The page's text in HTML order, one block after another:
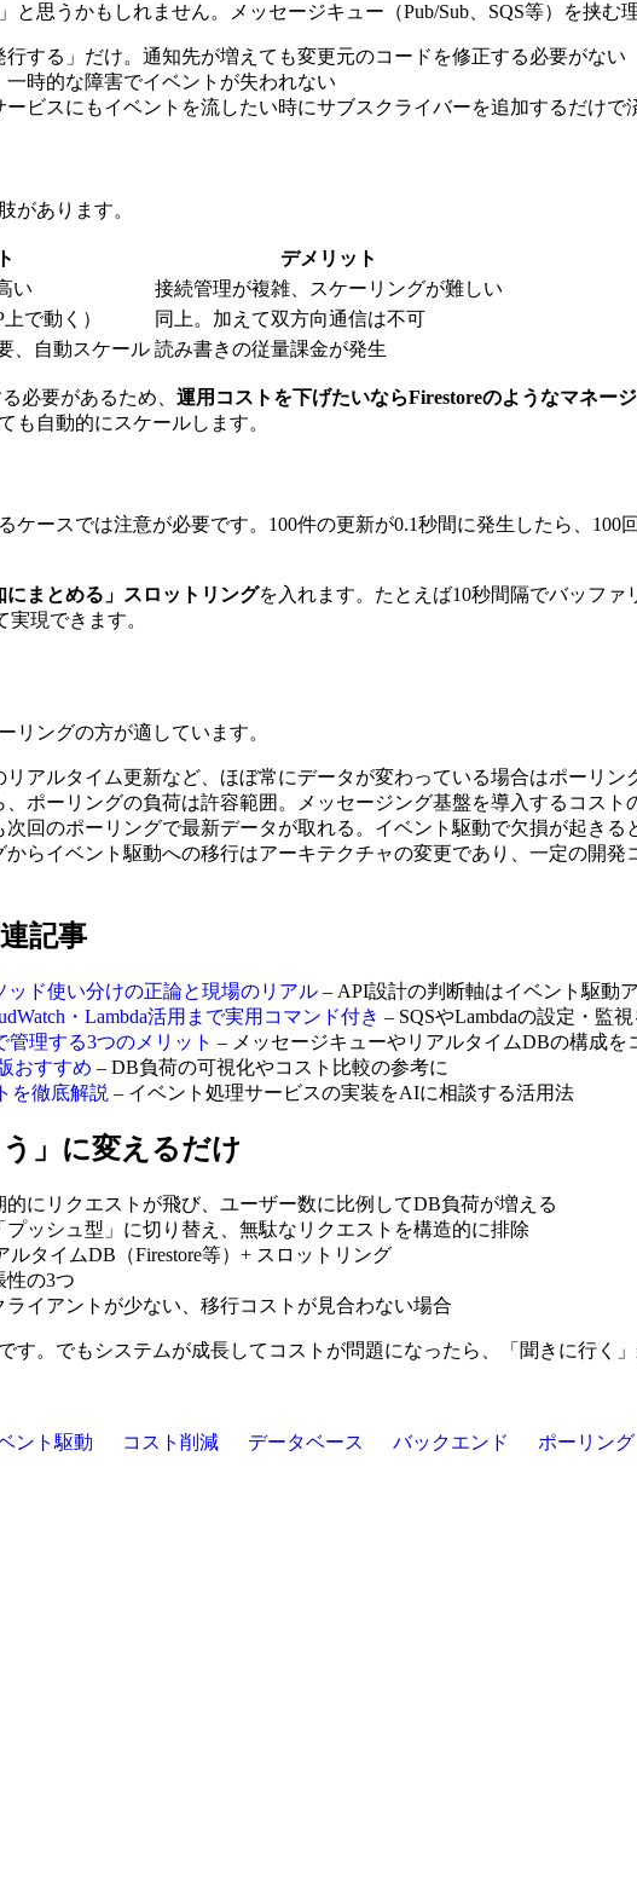
思うかもしれません。メッセージキュー（Pub/Sub、SQS等）を挟む
する」だけ。通知先が増えても変更元のコードを修正する必要がない
時的な障害でイベントが失われない
ビスにもイベントを流したい時にサブスクライバーを追加するだけで
があります。
デメリット
い
接続管理が複雑、スケーリングが難しい
で動く）
同上。加えて双方向通信は不可
、自動スケール 読み書きの従量課金が発生
必要があるため、 運用コストを下げたいならFirestoreのようなマネー
も自動的にスケールします。
ースでは注意が必要です。100件の更新が0.1秒間に発生したら、100
にまとめる」スロットリングを入れます。たとえば10秒間隔でバッフ
実現できます。
リングの方が適しています。
リアルタイム更新など、ほぼ常にデータが変わっている場合はポーリン
、ポーリングの負荷は許容範囲。メッセージング基盤を導入するコスト
次回のポーリングで最新データが取れる。イベント駆動で欠損が起き
からイベント駆動への移行はアーキテクチャの変更であり、一定の開
記事
ッド使い分けの正論と現場のリアル – API設計の判断軸はイベント駆動
・Lambda活用まで実用コマンド付き – SQSやLambdaの設定・監
管理する3つのメリット – メッセージキューやリアルタイムDBの構成を
おすすめ – DB負荷の可視化やコスト比較の参考に
を徹底解説 – イベント処理サービスの実装をAIに相談する活用法
」に変えるだけ
的にリクエストが飛び、ユーザー数に比例してDB負荷が増える
プッシュ型」に切り替え、無駄なリクエストを構造的に排除
ルタイムDB（Firestore等）+ スロットリング
性の3つ
ライアントが少ない、移行コストが見合わない場合
す。でもシステムが成長してコストが問題になったら、「聞きに行く
ント駆動 コスト削減 データベース バックエンド ポーリング